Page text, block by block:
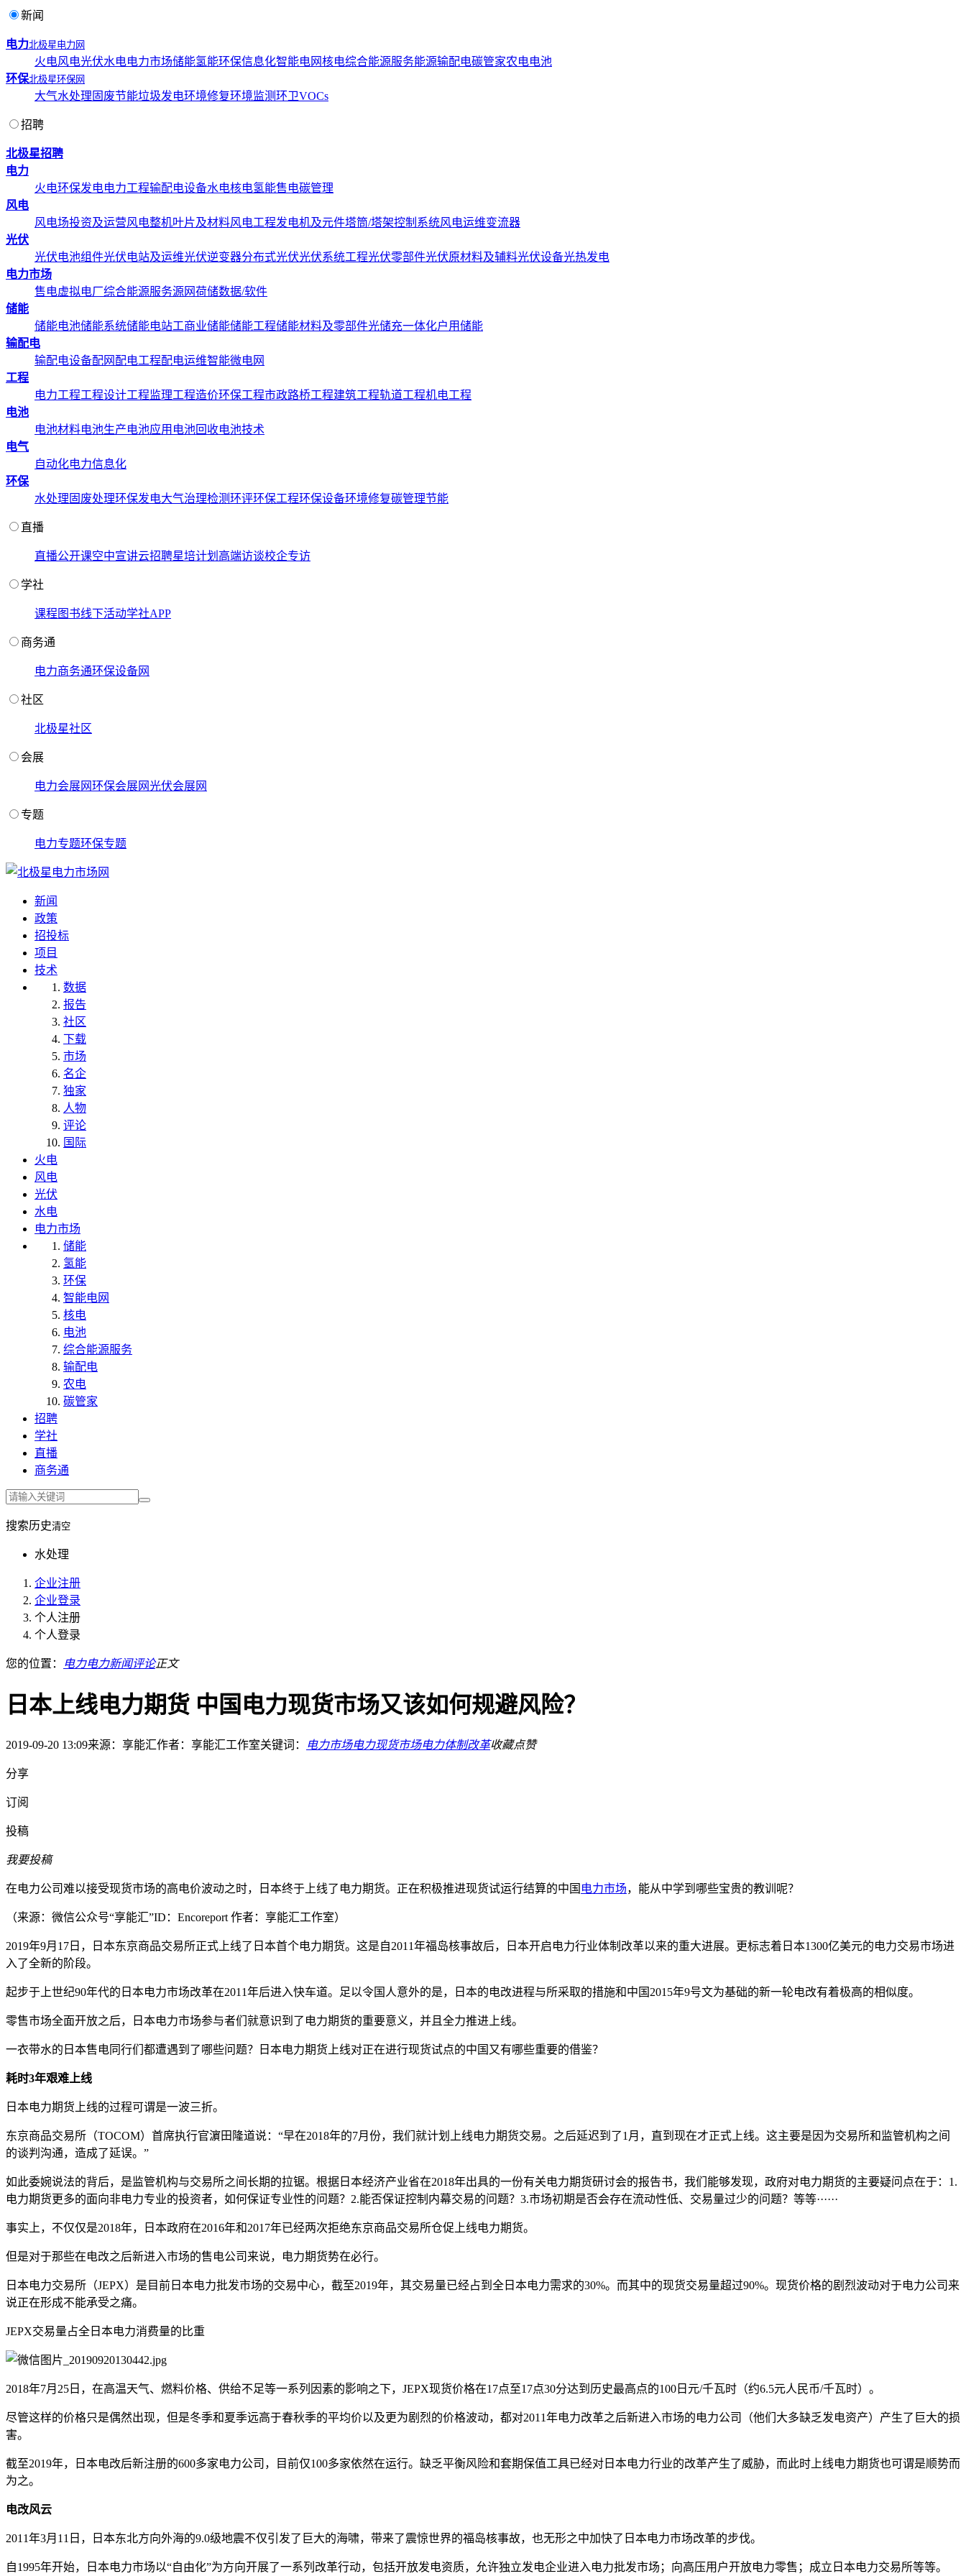
新闻
电力北极星电力网
火电风电光伏水电电力市场储能氢能环保信息化智能电网核电综合能源服务能源输配电碳管家农电电池
环保北极星环保网
大气水处理 固废节能垃圾发电环境修复环境监测环卫VOCs
招聘
北极星招聘
电力
火电环保发电电力工程输配电设备水电核电氢能售电碳管理
风电
风电场投资及运营风电整机叶片及材料风电工程发电机及元件塔筒/塔架控制系统风电运维变流器
光伏
光伏电池组件光伏电站及运维光伏逆变器分布式光伏光伏系统工程光伏零部件光伏原材料及辅料光伏设备光热发电
电力市场
售电虚拟电厂综合能源服务源网荷储数据/软件
储能
储能电池储能系统储能电站工商业储能储能工程储能材料及零部件光储充一体化户用储能
输配电
输配电设备配网配电工程配电运维智能微电网
工程
电力工程工程设计工程监理工程造价环保工程市政路桥工程建筑工程轨道工程机电工程
电池
电池材料电池生产电池应用 电池回收电池技术
电气
自动化电力信息化
环保
水处理 固废处理环保发电大气治理检测环评环保工程环保设备环境修复碳管理节能
直播
直播公开课空中宣讲云招聘星培计划 高端访谈校企专访
学社
课程 图书线下活动学社APP
商务通
电力商务通环保设备网
社区
北极星社区
会展
电力会展网环保会展网光伏会展网
专题
电力专题环保专题
新闻
政策
招投标
项目
技术
数据
报告
社区
下载
市场
名企
独家
人物
评论
国际
火电
风电
光伏
水电
电力市场
储能
氢能
环保
智能电网
核电
电池
综合能源服务
输配电
农电
碳管家
招聘
学社
直播
商务通
搜索历史清空
水处理
企业注册
企业登录
个人注册
个人登录
您的位置： 电力电力新闻评论正文
日本上线电力期货 中国电力现货市场又该如何规避风险？
2019-09-20 13:09来源：享能汇作者：享能汇工作室关键词： 电力市场电力现货市场电力体制改革收藏点赞
分享
订阅
投稿
我要投稿
在电力公司难以接受现货市场的高电价波动之时，日本终于上线了电力期货。正在积极推进现货试运行结算的中国 电力市场，能从中学到哪些宝贵的教训呢？
（来源：微信公众号“享能汇”ID：Encoreport 作者：享能汇工作室）
2019年9月17日，日本东京商品交易所正式上线了日本首个电力期货。这是自2011年福岛核事故后，日本开启电力行业体制改革以来的重大进展。更标志着日本1300亿美元的电力交易市场进
入了全新的阶段。
起步于上世纪90年代的日本电力市场改革在2011年后进入快车道。足以令国人意外的是，日本的电改进程与所采取的措施和中国2015年9号文为基础的新一轮电改有着极高的相似度。
零售市场全面开放之后，日本电力市场参与者们就意识到了电力期货的重要意义，并且全力推进上线。
一衣带水的日本售电同行们都遭遇到了哪些问题？日本电力期货上线对正在进行现货试点的中国又有哪些重要的借鉴？
耗时3年艰难上线
日本电力期货上线的过程可谓是一波三折。
东京商品交易所（TOCOM）首席执行官濵田隆道说：“早在2018年的7月份，我们就计划上线电力期货交易。之后延迟到了1月，直到现在才正式上线。这主要是因为交易所和监管机构之间
的谈判沟通，造成了延误。”
如此委婉说法的背后，是监管机构与交易所之间长期的拉锯。根据日本经济产业省在2018年出具的一份有关电力期货研讨会的报告书，我们能够发现，政府对电力期货的主要疑问点在于：1.
电力期货更多的面向非电力专业的投资者，如何保证专业性的问题？2.能否保证控制内幕交易的问题？3.市场初期是否会存在流动性低、交易量过少的问题？等等······
事实上，不仅仅是2018年，日本政府在2016年和2017年已经两次拒绝东京商品交易所仓促上线电力期货。
但是对于那些在电改之后新进入市场的售电公司来说，电力期货势在必行。
日本电力交易所（JEPX）是目前日本电力批发市场的交易中心，截至2019年，其交易量已经占到全日本电力需求的30%。而其中的现货交易量超过90%。现货价格的剧烈波动对于电力公司来
说正在形成不能承受之痛。
JEPX交易量占全日本电力消费量的比重
2018年7月25日，在高温天气、燃料价格、供给不足等一系列因素的影响之下，JEPX现货价格在17点至17点30分达到历史最高点的100日元/千瓦时（约6.5元人民币/千瓦时）。
尽管这样的价格只是偶然出现，但是冬季和夏季远高于春秋季的平均价以及更为剧烈的价格波动，都对2011年电力改革之后新进入市场的电力公司（他们大多缺乏发电资产）产生了巨大的损
害。
截至2019年，日本电改后新注册的600多家电力公司，目前仅100多家依然在运行。缺乏平衡风险和套期保值工具已经对日本电力行业的改革产生了威胁，而此时上线电力期货也可谓是顺势而
为之。
电改风云
2011年3月11日，日本东北方向外海的9.0级地震不仅引发了巨大的海啸，带来了震惊世界的福岛核事故，也无形之中加快了日本电力市场改革的步伐。
自1995年开始，日本电力市场以“自由化”为方向开展了一系列改革行动，包括开放发电资质，允许独立发电企业进入电力批发市场；向高压用户开放电力零售；成立日本电力交易所等等。